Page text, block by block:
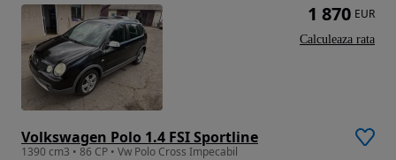
Volkswagen Polo 1.4 FSI Sportline
1390 cm3 • 86 CP • Vw Polo Cross Impecabil
1 870 EUR
Calculeaza rata